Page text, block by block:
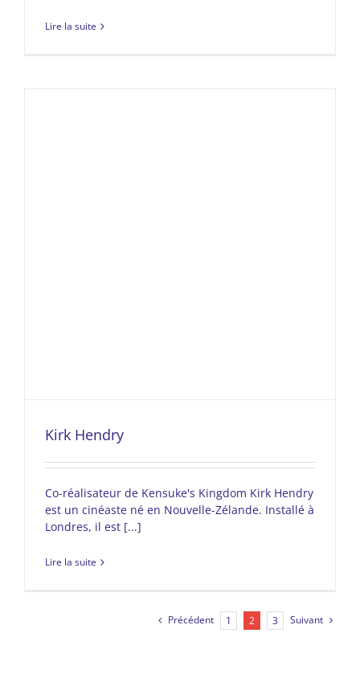
Lire la suite
Kirk Hendry
Co-réalisateur de Kensuke's Kingdom Kirk Hendry
est un cinéaste né en Nouvelle-Zélande. Installé à
Londres, il est [...]
Lire la suite
Précédent 1 2 3 Suivant